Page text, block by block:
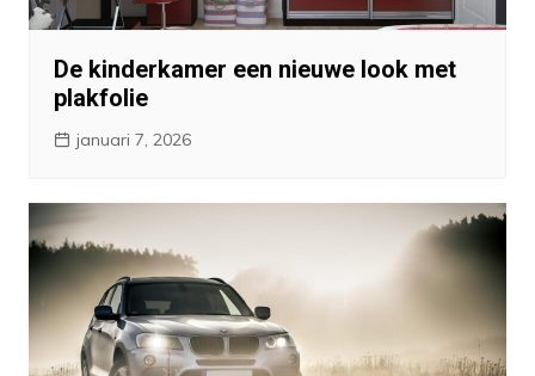
De kinderkamer een nieuwe look met
plakfolie
januari 7, 2026